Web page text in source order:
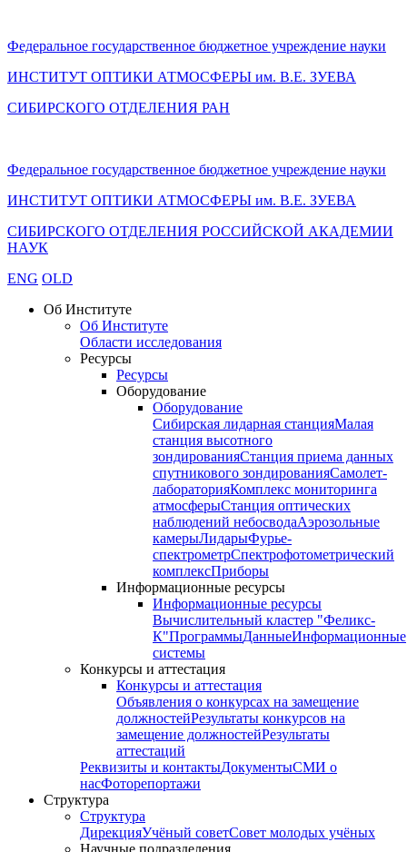
Федеральное государственное бюджетное учреждение науки
ИНСТИТУТ ОПТИКИ АТМОСФЕРЫ им. В.Е. ЗУЕВА
СИБИРСКОГО ОТДЕЛЕНИЯ РАН
Федеральное государственное бюджетное учреждение науки
ИНСТИТУТ ОПТИКИ АТМОСФЕРЫ им. В.Е. ЗУЕВА
СИБИРСКОГО ОТДЕЛЕНИЯ РОССИЙСКОЙ АКАДЕМИИ
НАУК
ENG OLD
Об Институте
Об Институте
Области исследования
Ресурсы
Ресурсы
Оборудование
Оборудование
Сибирская лидарная станцияМалая
станция высотного
зондированияСтанция приема данных
спутникового зондированияСамолет-
лабораторияКомплекс мониторинга
атмосферыСтанция оптических
наблюдений небосводаАэрозольные
камерыЛидарыФурье-
спектрометрСпектрофотометрический
комплексПриборы
Информационные ресурсы
Информационные ресурсы
Вычислительный кластер "Феликс-
К"ПрограммыДанныеИнформационные
системы
Конкурсы и аттестация
Конкурсы и аттестация
Объявления о конкурсах на замещение
должностейРезультаты конкурсов на
замещение должностейРезультаты
аттестаций
Реквизиты и контактыДокументыСМИ о
насФоторепортажи
Структура
Структура
ДирекцияУчёный советСовет молодых учёных
Научные подразделения